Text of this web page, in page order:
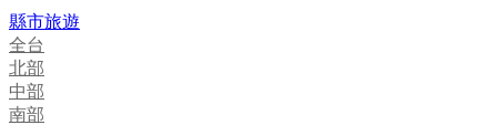
縣市旅遊
全台
北部
中部
南部